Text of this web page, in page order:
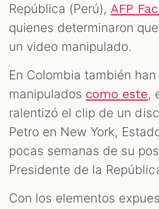
República (Perú),AFP
quienes determinaron
un video manipulado.
En Colombia también
manipulados como este,
ralentizó el clip de un
Petro en New York,
pocas semanas de su
Presidente de la
Con los elementos